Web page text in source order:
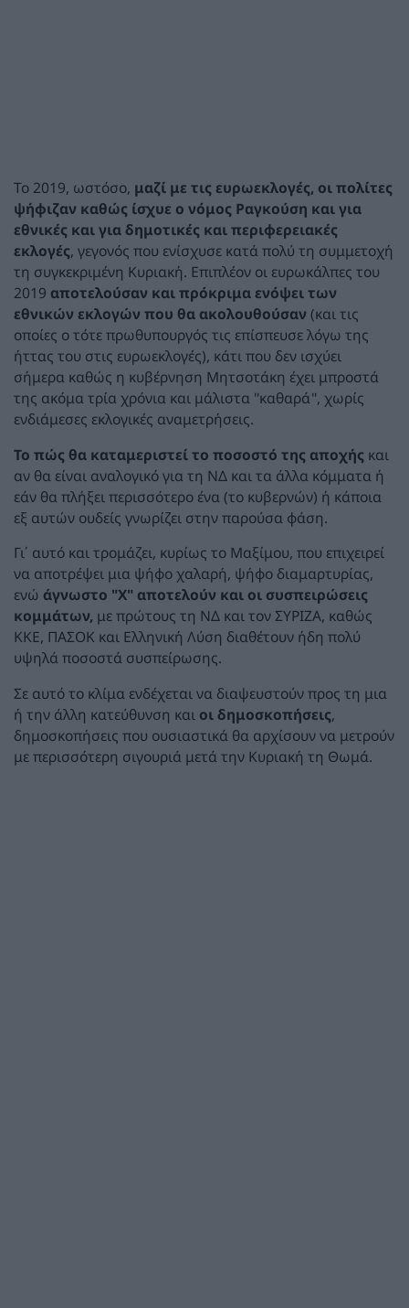
Το 2019, ωστόσο, μαζί με τις ευρωεκλογές, οι πολίτες
ψήφιζαν καθώς ίσχυε ο νόμος Ραγκούση και για
εθνικές και για δημοτικές και περιφερειακές
εκλογές, γεγονός που ενίσχυσε κατά πολύ τη συμμετοχή
τη συγκεκριμένη Κυριακή. Επιπλέον οι ευρωκάλπες του
2019 αποτελούσαν και πρόκριμα ενόψει των
εθνικών εκλογών που θα ακολουθούσαν (και τις
οποίες ο τότε πρωθυπουργός τις επίσπευσε λόγω της
ήττας του στις ευρωεκλογές), κάτι που δεν ισχύει
σήμερα καθώς η κυβέρνηση Μητσοτάκη έχει μπροστά
της ακόμα τρία χρόνια και μάλιστα "καθαρά", χωρίς
ενδιάμεσες εκλογικές αναμετρήσεις.
Το πώς θα καταμεριστεί το ποσοστό της αποχής και
αν θα είναι αναλογικό για τη ΝΔ και τα άλλα κόμματα ή
εάν θα πλήξει περισσότερο ένα (το κυβερνών) ή κάποια
εξ αυτών ουδείς γνωρίζει στην παρούσα φάση.
Γι΄ αυτό και τρομάζει, κυρίως το Μαξίμου, που επιχειρεί
να αποτρέψει μια ψήφο χαλαρή, ψήφο διαμαρτυρίας,
ενώ άγνωστο "Χ" αποτελούν και οι συσπειρώσεις
κομμάτων, με πρώτους τη ΝΔ και τον ΣΥΡΙΖΑ, καθώς
ΚΚΕ, ΠΑΣΟΚ και Ελληνική Λύση διαθέτουν ήδη πολύ
υψηλά ποσοστά συσπείρωσης.
Σε αυτό το κλίμα ενδέχεται να διαψευστούν προς τη μια
ή την άλλη κατεύθυνση και οι δημοσκοπήσεις,
δημοσκοπήσεις που ουσιαστικά θα αρχίσουν να μετρούν
με περισσότερη σιγουριά μετά την Κυριακή τη Θωμά.